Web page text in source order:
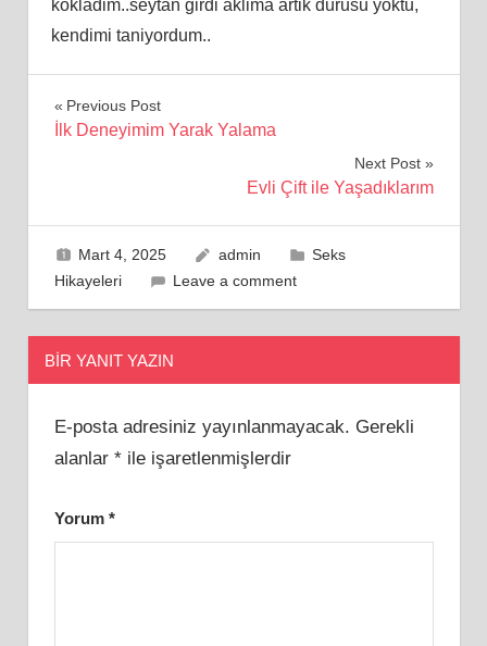
kokladim..seytan girdi aklima artik durusu yoktu,
kendimi taniyordum..
Yazı
Previous Post
İlk Deneyimim Yarak Yalama
Next Post
Evli Çift ile Yaşadıklarım
Mart 4, 2025 admin
Seks
Hikayeleri
Leave a comment
BIR YANIT YAZIN
E-posta adresiniz yayınlanmayacak. Gerekli
alanlar *ile işaretlenmişlerdir
Yorum *